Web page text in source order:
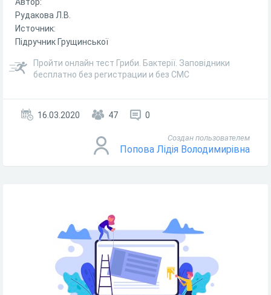
Рудакова Л.В.
Источник:
Підручник Грущинської
Пройти онлайн тест Гриби. Бактерії. Заповідники
бесплатно без регистрации и без СМС
16.03.2020 47 0
Создан пользователем
Попова Лідія Володимирівна